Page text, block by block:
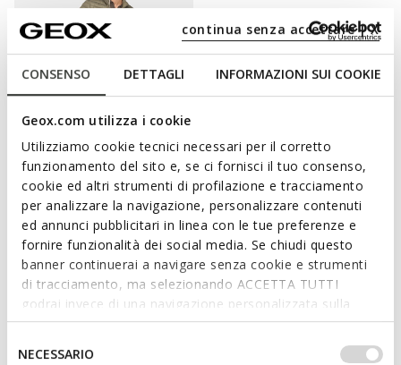
CONSENSO DETTAGLI INFORMAZIONI SUI COOKIE
Geox.com utilizza i cookie
Utilizziamo cookie tecnici necessari per il corretto
funzionamento del sito e, se ci fornisci il tuo consenso,
cookie ed altri strumenti di profilazione e tracciamento
per analizzare la navigazione, personalizzare contenuti
ed annunci pubblicitari in linea con le tue preferenze e
fornire funzionalità dei social media. Se chiudi questo
banner continuerai a navigare senza cookie e strumenti
di tracciamento, ma selezionando ACCETTA TUTTI
godrai invece di una navigazione personalizzata sulla
base dei tuoi gusti ed interessi. Selezionando
IMPOSTAZIONI potrai anche scegliere quali cookies ed
NECESSARIO
continua senza accettare | X
DERNIERS PRIX D'ÉTÉ
WARRENS HOMME
Doudoune fine
99,00€
2 COULEURS
TOUT LE CONFORT DES DOUDOUNES GEOX
Elles sont douces et chaudes, elles permettent d’affronter